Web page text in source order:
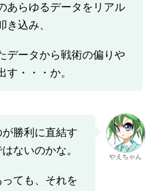
あらゆるデータをリアル
き込み、
データから戦術の偏りや
す・・・か。
勝利に直結す
ないのかな。
ても、それを
やえちゃん